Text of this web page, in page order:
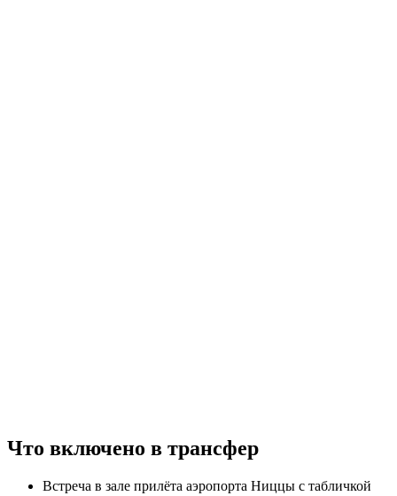
Что включено в трансфер
Встреча в зале прилёта аэропорта Ниццы с табличкой